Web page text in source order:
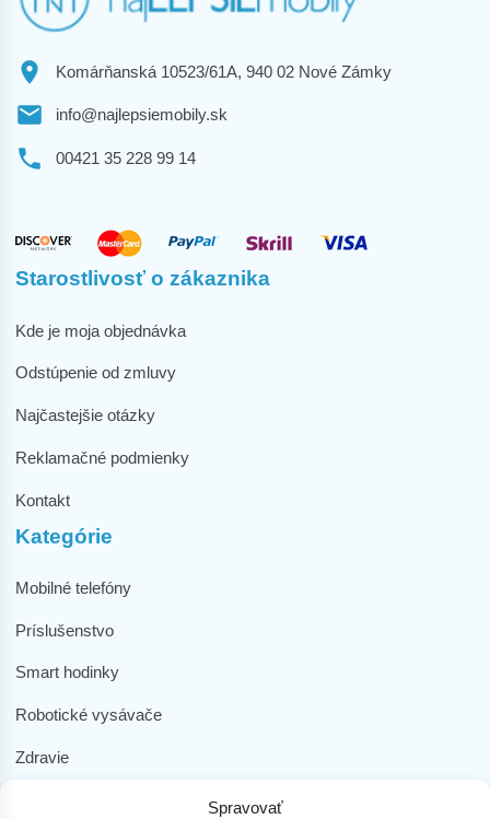
Spravovať
Komárňanská 10523/61A, 940 02 Nové Zámky
info@najlepsiemobily.sk
00421 35 228 99 14
Starostlivosť o zákaznika
Kde je moja objednávka
Odstúpenie od zmluvy
Najčastejšie otázky
Reklamačné podmienky
Kontakt
Kategórie
Mobilné telefóny
Príslušenstvo
Smart hodinky
Robotické vysávače
Zdravie